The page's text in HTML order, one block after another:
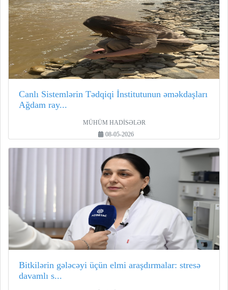
Canlı Sistemlərin Tədqiqi İnstitutunun əməkdaşları
Ağdam ray...
MÜHÜM HADİSƏLƏR
08-05-2026
Bitkilərin gələcəyi üçün elmi araşdırmalar: stresə
davamlı s...